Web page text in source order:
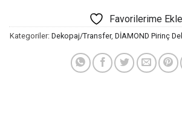
Favorilerime Ekle
Kategoriler: Dekopaj/Transfer, DİAMOND Pirinç